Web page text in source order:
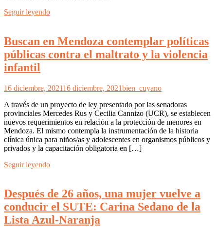
Seguir leyendo
Buscan en Mendoza contemplar políticas
públicas contra el maltrato y la violencia
infantil
16 diciembre, 202116 diciembre, 2021bien_cuyano
A través de un proyecto de ley presentado por las senadoras
provinciales Mercedes Rus y Cecilia Cannizo (UCR), se establecen
nuevos requerimientos en relación a la protección de menores en
Mendoza. El mismo contempla la instrumentación de la historia
clínica única para niños/as y adolescentes en organismos públicos y
privados y la capacitación obligatoria en […]
Seguir leyendo
Después de 26 años, una mujer vuelve a
conducir el SUTE: Carina Sedano de la
Lista Azul-Naranja